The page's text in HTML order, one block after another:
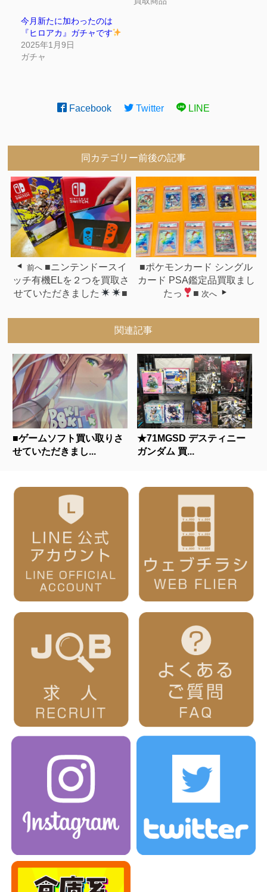
今月新たに加わったのは
『ヒロアカ』ガチャです
2025年1月9日
ガチャ
Facebook Twitter LINE
同カテゴリー前後の記事
前へ ■ニンテンドースイ
ッチ有機ELを２つを買取さ
せていただきました
■
■ポケモンカード シングル
カード PSA鑑定品買取まし
たっ
■ 次へ
関連記事
■ゲームソフト買い取りさ
せていただきまし...
★71MGSD デスティニー
ガンダム 買...